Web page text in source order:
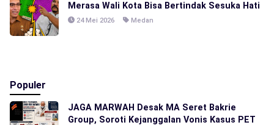
Merasa Wali Kota Bisa Bertindak Sesuka Hati
24 Mei 2026 Medan
Populer
JAGA MARWAH Desak MA Seret Bakrie
Group, Soroti Kejanggalan Vonis Kasus PET